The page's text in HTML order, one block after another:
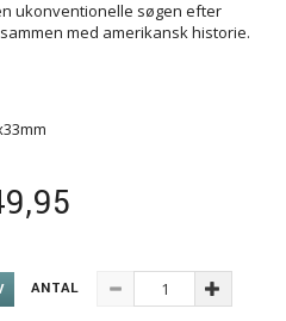
ukonventionelle søgen efter
med amerikansk historie.
ANTAL